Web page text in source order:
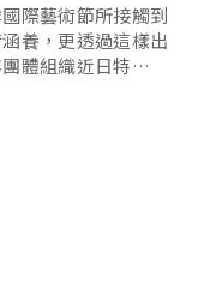
際藝術節所接觸到
養，更透過這樣出
體組織近日特別辦
鄉內青年組織的發